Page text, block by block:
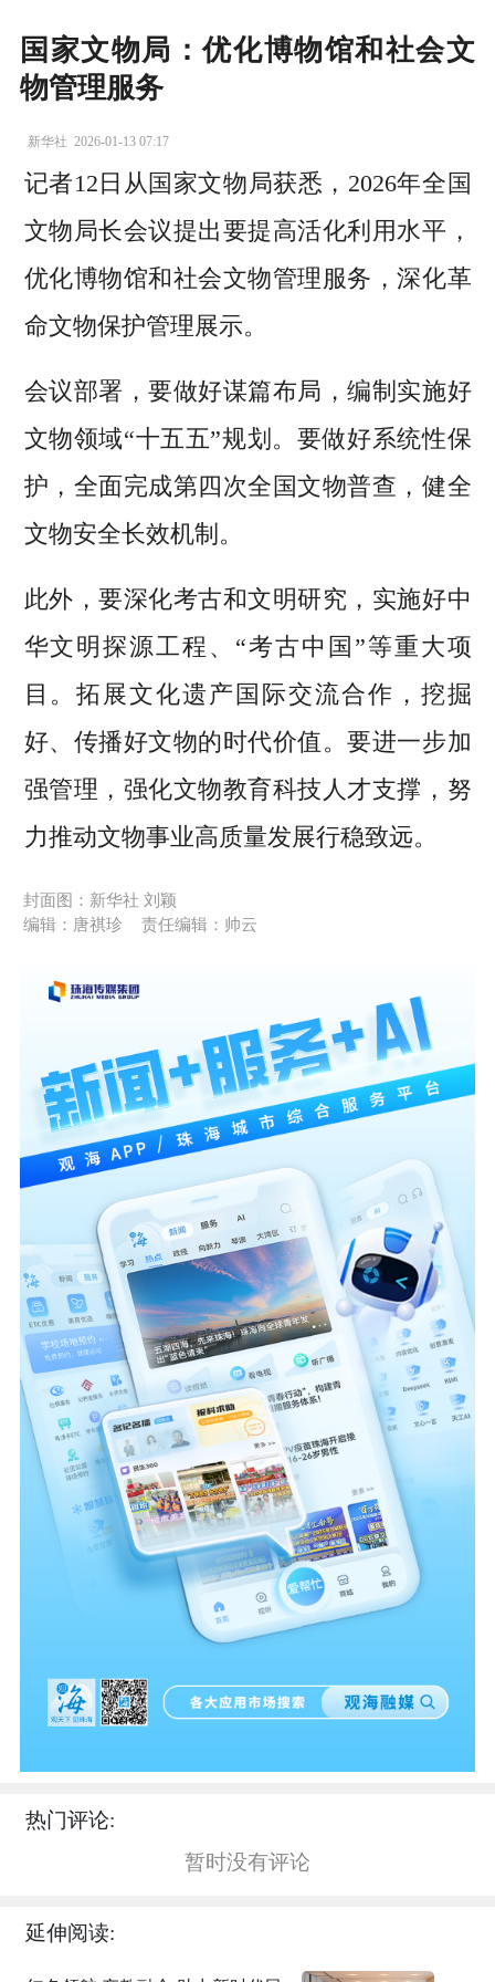
国家文物局：优化博物馆和社会文
物管理服务
新华社 2026-01-13 07:17
记者12日从国家文物局获悉，2026年全国
文物局长会议提出要提高活化利用水平，
优化博物馆和社会文物管理服务，深化革
命文物保护管理展示。
会议部署，要做好谋篇布局，编制实施好
文物领域“十五五”规划。要做好系统性保
护，全面完成第四次全国文物普查，健全
文物安全长效机制。
此外，要深化考古和文明研究，实施好中
华文明探源工程、“考古中国”等重大项
目。拓展文化遗产国际交流合作，挖掘
好、传播好文物的时代价值。要进一步加
强管理，强化文物教育科技人才支撑，努
力推动文物事业高质量发展行稳致远。
封面图：新华社 刘颖
编辑：唐祺珍
责任编辑：帅云
热门评论:
暂时没有评论
延伸阅读: